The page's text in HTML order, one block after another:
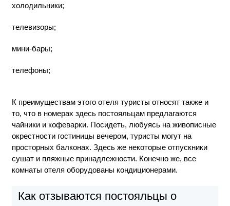
холодильники;
телевизоры;
мини-бары;
телефоны;
К преимуществам этого отеля туристы относят также и
то, что в номерах здесь постояльцам предлагаются
чайники и кофеварки. Посидеть, любуясь на живописные
окрестности гостиницы вечером, туристы могут на
просторных балконах. Здесь же некоторые отпускники
сушат и пляжные принадлежности. Конечно же, все
комнаты отеля оборудованы кондиционерами.
Как отзываются постояльцы о